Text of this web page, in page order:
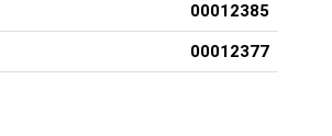
00012385
00012377